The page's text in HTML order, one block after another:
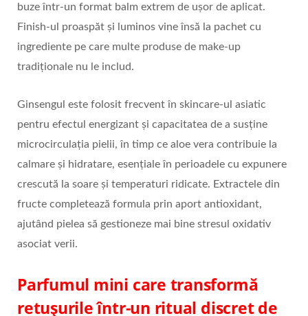
buze într-un format balm extrem de ușor de aplicat.
Finish-ul proaspăt și luminos vine însă la pachet cu
ingrediente pe care multe produse de make-up
tradiționale nu le includ.
Ginsengul este folosit frecvent în skincare-ul asiatic
pentru efectul energizant și capacitatea de a susține
microcirculația pielii, în timp ce aloe vera contribuie la
calmare și hidratare, esențiale în perioadele cu expunere
crescută la soare și temperaturi ridicate. Extractele din
fructe completează formula prin aport antioxidant,
ajutând pielea să gestioneze mai bine stresul oxidativ
asociat verii.
Parfumul mini care transformă
retușurile într-un ritual discret de